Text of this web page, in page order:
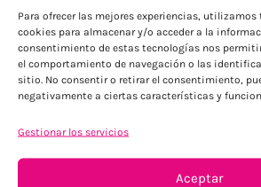
Para ofrecer las mejores experiencias,
cookies para almacenar y/o acceder a la
consentimiento de estas tecnologías nos
el comportamiento de navegación o las
sitio. No consentir o retirar el consentimiento,
negativamente a ciertas características y
Gestionar los servicios
Aceptar
TU SATISFACCIÓN = LA